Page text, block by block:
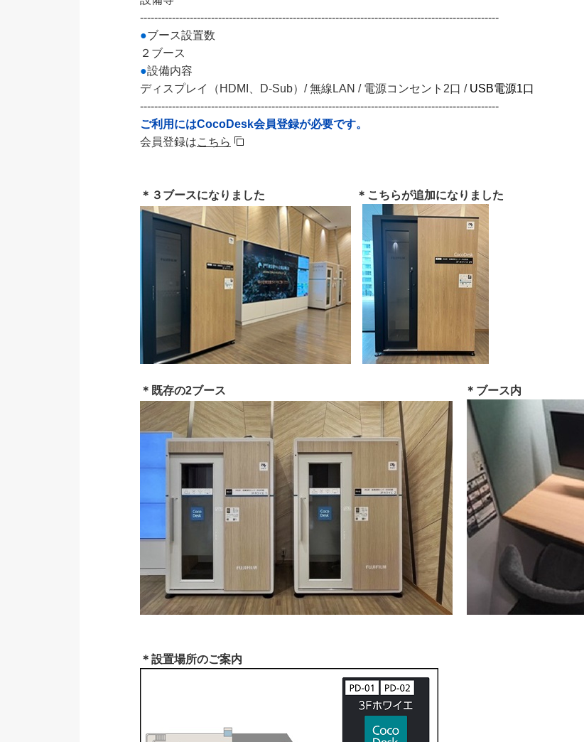
-----------------------------------------------------------------------------------------------------
●ブース設置数
２ブース
●設備内容
ディスプレイ（HDMI、D-Sub）/ 無線LAN / 電源コンセント2口 / USB電源1口
-----------------------------------------------------------------------------------------------------
ご利用にはCocoDesk会員登録が必要です。
会員登録はこちら
＊３ブースになりました ＊こちらが追加になりました
＊既存の2ブース ＊ブース内
＊設置場所のご案内